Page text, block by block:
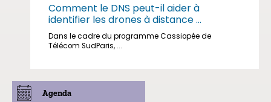
Comment le DNS peut-il aider à
identifier les drones à distance ...
Dans le cadre du programme Cassiopée de
Télécom SudParis, ...
Agenda